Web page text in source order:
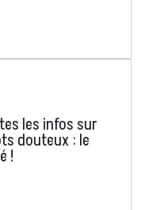
les infos sur
douteux : le
!